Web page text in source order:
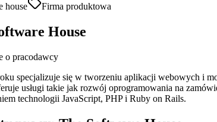
house Firma produktowa
House
o pracodawcy
specjalizuje się w tworzeniu aplikacji webowych i
usługi takie jak rozwój oprogramowania na
technologii JavaScript, PHP i Ruby on Rails.